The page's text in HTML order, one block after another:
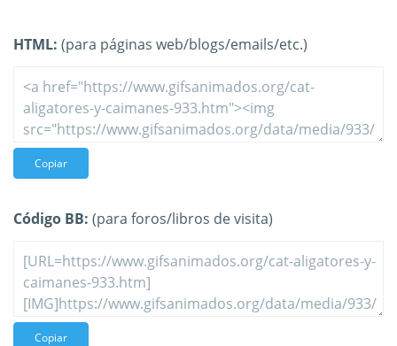
HTML: (para páginas web/blogs/emails/etc.)
Copiar
Código BB: (para foros/libros de visita)
Copiar